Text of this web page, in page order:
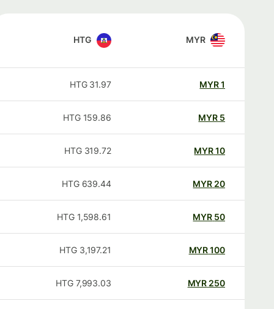
MYR
HTG
MYR
31.97
HTG
MYR
159.86
HTG
MYR
319.72
HTG
20
MYR
639.44
HTG
50
MYR
1,598.61
HTG
100
MYR
3,197.21
HTG
250
MYR
7,993.03
HTG